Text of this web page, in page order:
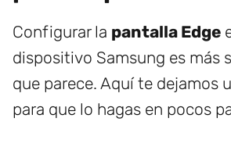
Configurar la pantalla Edge
dispositivo Samsung es más
que parece. Aquí te dejamos
para que lo hagas en pocos